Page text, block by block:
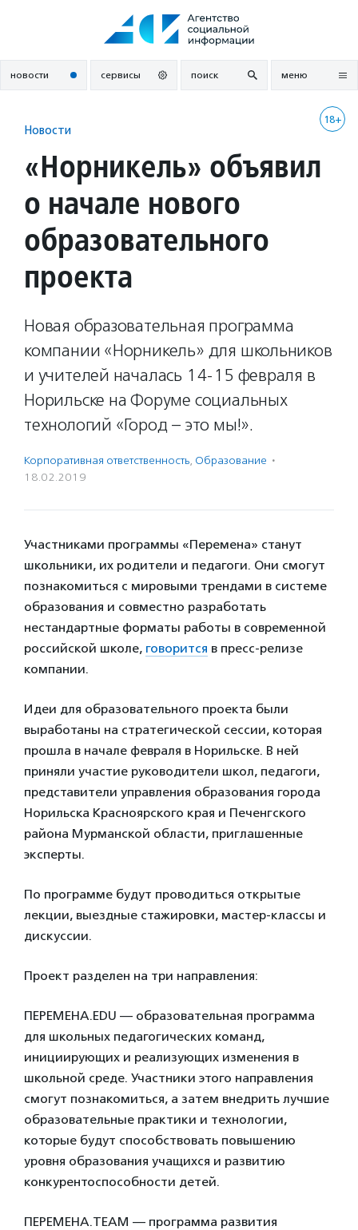
новости сервисы поиск меню
18+
Новости
«Норникель» объявил
о начале нового
образовательного
проекта
Новая образовательная программа
компании «Норникель» для школьников
и учителей началась 14-15 февраля в
Норильске на Форуме социальных
технологий «Город – это мы!».
Корпоративная ответственность, Образование ·
18.02.2019
Участниками программы «Перемена» станут
школьники, их родители и педагоги. Они смогут
познакомиться с мировыми трендами в системе
образования и совместно разработать
нестандартные форматы работы в современной
российской школе, говорится в пресс-релизе
компании.
Идеи для образовательного проекта были
выработаны на стратегической сессии, которая
прошла в начале февраля в Норильске. В ней
приняли участие руководители школ, педагоги,
представители управления образования города
Норильска Красноярского края и Печенгского
района Мурманской области, приглашенные
эксперты.
По программе будут проводиться открытые
лекции, выездные стажировки, мастер-классы и
дискуссии.
Проект разделен на три направления:
ПЕРЕМЕНА.EDU — образовательная программа
для школьных педагогических команд,
инициирующих и реализующих изменения в
школьной среде. Участники этого направления
смогут познакомиться, а затем внедрить лучшие
образовательные практики и технологии,
которые будут способствовать повышению
уровня образования учащихся и развитию
конкурентоспособности детей.
ПЕРЕМЕНА.TEAM — программа развития